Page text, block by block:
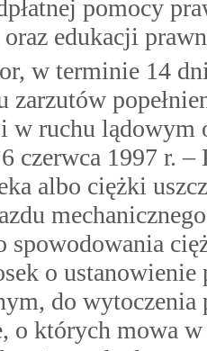
pomocy
edukacji
w terminie 14
zarzutów
ruchu lądowym
czerwca 1997 r.
albo ciężki
spowodowania
o
do wytoczenia
o których mowa